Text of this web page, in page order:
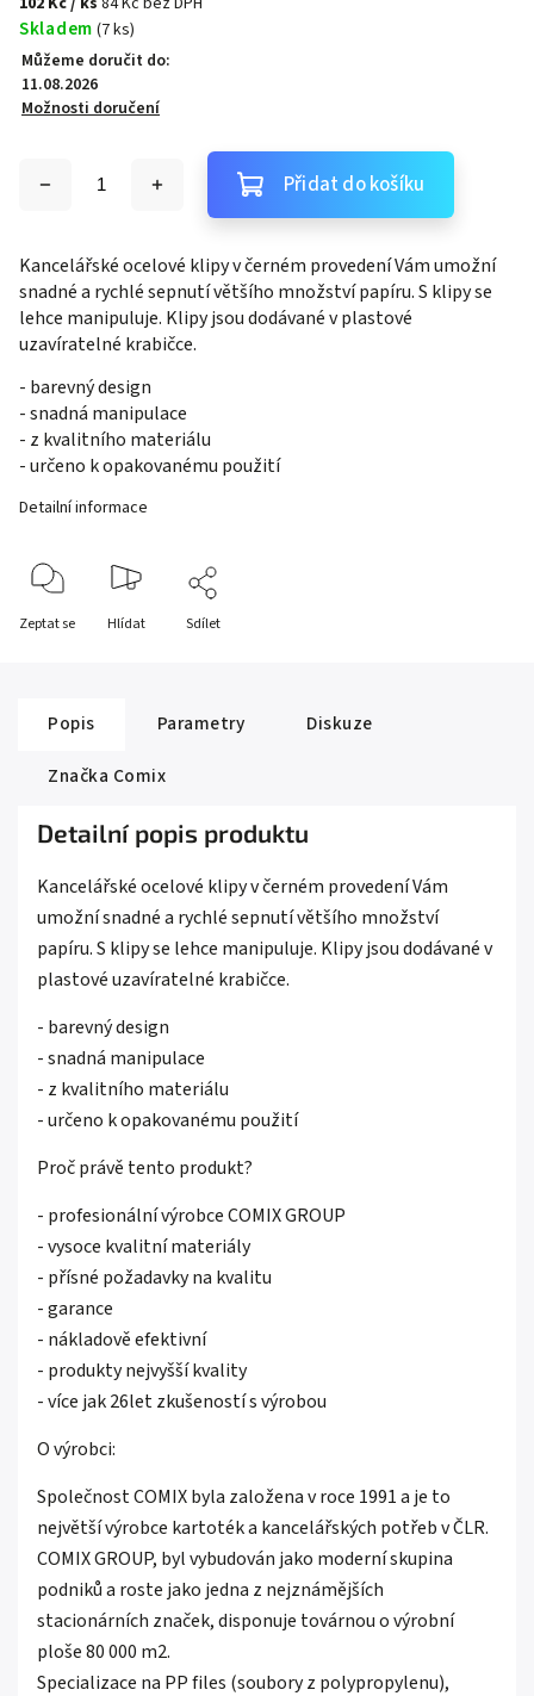
Skladem (7 ks)
Můžeme doručit do:
11.08.2026
Možnosti doručení
Přidat do košíku
Kancelářské ocelové klipy v černém provedení Vám umožní
snadné a rychlé sepnutí většího množství papíru. S klipy se
lehce manipuluje. Klipy jsou dodávané v plastové
uzavíratelné krabičce.
- barevný design
- snadná manipulace
- z kvalitního materiálu
- určeno k opakovanému použití
Detailní informace
Zeptat se Hlídat Sdílet
Popis Parametry
Diskuze
Značka Comix
Detailní popis produktu
Kancelářské ocelové klipy v černém provedení Vám
umožní snadné a rychlé sepnutí většího množství
papíru. S klipy se lehce manipuluje. Klipy jsou dodávané v
plastové uzavíratelné krabičce.
- barevný design
- snadná manipulace
- z kvalitního materiálu
- určeno k opakovanému použití
Proč právě tento produkt?
- profesionální výrobce COMIX GROUP
- vysoce kvalitní materiály
- přísné požadavky na kvalitu
- garance
- nákladově efektivní
- produkty nejvyšší kvality
- více jak 26let zkušeností s výrobou
O výrobci:
Společnost COMIX byla založena v roce 1991 a je to
největší výrobce kartoték a kancelářských potřeb v ČLR.
COMIX GROUP, byl vybudován jako moderní skupina
podniků a roste jako jedna z nejznámějších
stacionárních značek, disponuje továrnou o výrobní
ploše 80 000 m2.
Specializace na PP files (soubory z polypropylenu),